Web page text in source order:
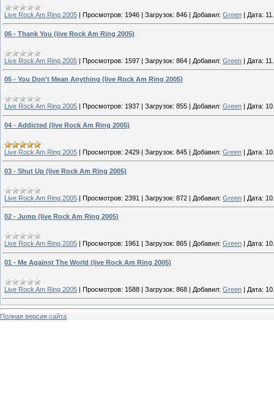
Live Rock Am Ring 2005 | Просмотров: 1946 | Загрузок: 846 | Добавил: Green | Дата:
06 - Thank You (live Rock Am Ring 2005)
Live Rock Am Ring 2005 | Просмотров: 1597 | Загрузок: 864 | Добавил: Green | Дата:
05 - You Don't Mean Anything (live Rock Am Ring 2005)
Live Rock Am Ring 2005 Просмотров: 1937 Загрузок: 855 Добавил: Green Дата:
04 - Addicted (live Rock Am Ring 2005)
Live Rock Am Ring 2005 | Просмотров: 2429 | Загрузок: 845 | Добавил: Green | Дата:
03 - Shut Up (live Rock Am Ring 2005)
Live Rock Am Ring 2005 | Просмотров: 2391 | Загрузок: 872 | Добавил: Green | Дата:
02 - Jump (live Rock Am Ring 2005)
Live Rock Am Ring 2005 Просмотров: 1961 Загрузок: 865 Добавил: Green Дата:
01 - Me Against The World (live Rock Am Ring 2005)
Live Rock Am Ring 2005 | Просмотров: 1588 | Загрузок: 868 | Добавил: Green | Дата:
Полная версия сайта